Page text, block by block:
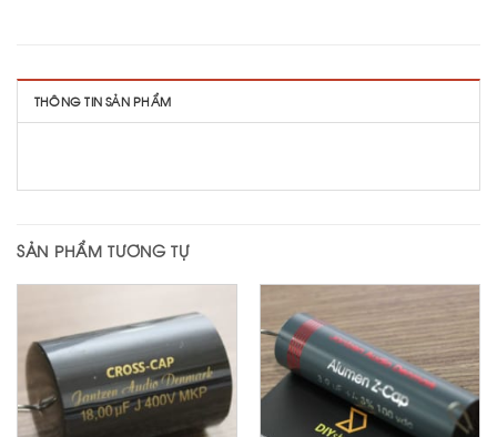
THÔNG TIN SẢN PHẨM
SẢN PHẨM TƯƠNG TỰ